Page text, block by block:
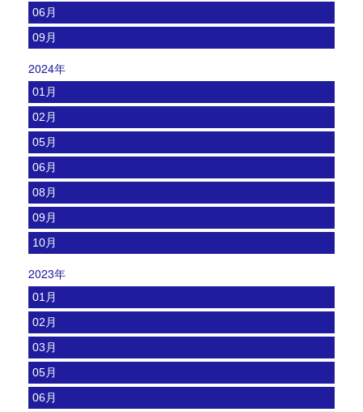
06月
09月
2024年
01月
02月
05月
06月
08月
09月
10月
2023年
01月
02月
03月
05月
06月